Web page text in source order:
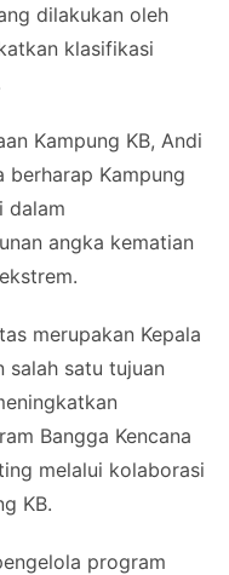
dilakukan oleh
klasifikasi
Kampung KB, Andi
berharap Kampung
dalam
angka kematian
merupakan Kepala
salah satu tujuan
Bangga Kencana
melalui kolaborasi
KB.
program